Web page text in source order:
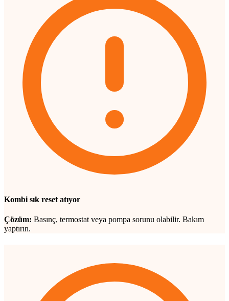
Kombi sık reset atıyor
Çözüm: Basınç, termostat veya pompa sorunu olabilir. Bakım
yaptırın.